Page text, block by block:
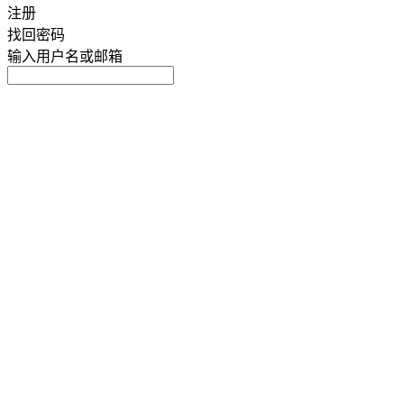
注册
找回密码
输入用户名或邮箱